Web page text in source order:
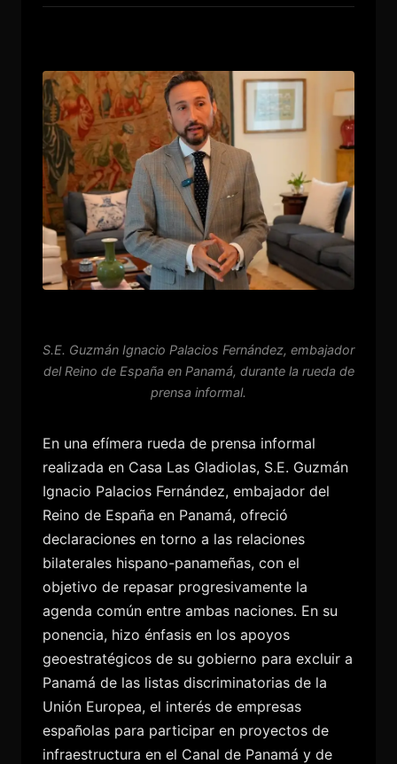
S.E. Guzmán Ignacio Palacios Fernández, embajador
del Reino de España en Panamá, durante la rueda de
prensa informal.
En una efímera rueda de prensa informal
realizada en Casa Las Gladiolas, S.E. Guzmán
Ignacio Palacios Fernández, embajador del
Reino de España en Panamá, ofreció
declaraciones en torno a las relaciones
bilaterales hispano-panameñas, con el
objetivo de repasar progresivamente la
agenda común entre ambas naciones. En su
ponencia, hizo énfasis en los apoyos
geoestratégicos de su gobierno para excluir a
Panamá de las listas discriminatorias de la
Unión Europea, el interés de empresas
españolas para participar en proyectos de
infraestructura en el Canal de Panamá y de